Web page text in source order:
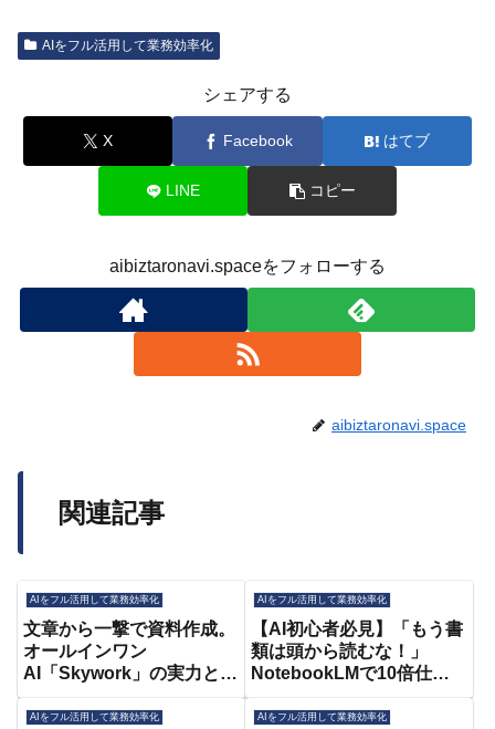
AIをフル活用して業務効率化
シェアする
X Facebook はてブ
LINE コピー
aibiztaronavi.spaceをフォローする
aibiztaronavi.space
関連記事
AIをフル活用して業務効率化
文章から一撃で資料作成。
オールインワン
AI「Skywork」の実力とは
業務効率化 #時短術 #ビジ
AIをフル活用して業務効率化
【AI初心者必見】「もう書
類は頭から読むな！」
NotebookLMで10倍仕事
事録作成/②文書要約/
AIをフル活用して業務効率化 AIをフル活用して業務効率化